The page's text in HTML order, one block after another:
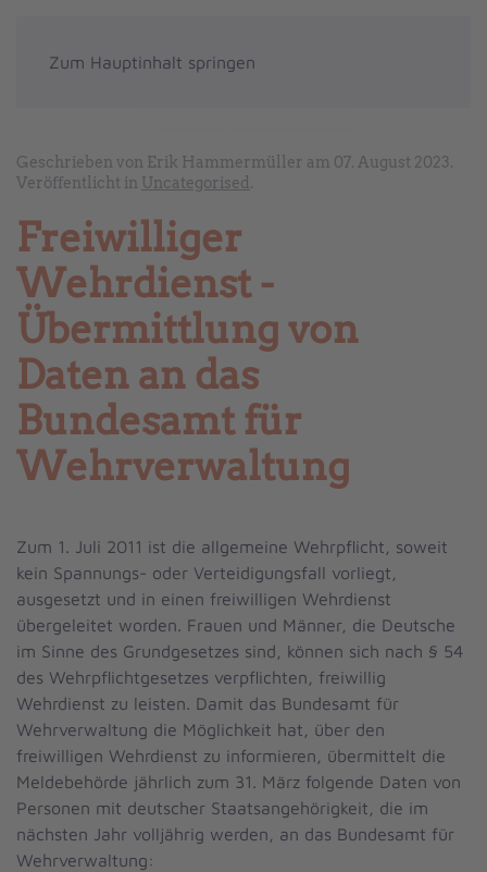
Zum Hauptinhalt springen
Geschrieben von Erik Hammermüller am 07. August 2023 .
Veröffentlicht in Uncategorised .
Freiwilliger
Wehrdienst -
Übermittlung von
Daten an das
Bundesamt für
Wehrverwaltung
Zum 1. Juli 2011 ist die allgemeine Wehrpflicht, soweit
kein Spannungs- oder Verteidigungsfall vorliegt,
ausgesetzt und in einen freiwilligen Wehrdienst
übergeleitet worden. Frauen und Männer, die Deutsche
im Sinne des Grundgesetzes sind, können sich nach § 54
des Wehrpflichtgesetzes verpflichten, freiwillig
Wehrdienst zu leisten. Damit das Bundesamt für
Wehrverwaltung die Möglichkeit hat, über den
freiwilligen Wehrdienst zu informieren, übermittelt die
Meldebehörde jährlich zum 31. März folgende Daten von
Personen mit deutscher Staatsangehörigkeit, die im
nächsten Jahr volljährig werden, an das Bundesamt für
Wehrverwaltung: